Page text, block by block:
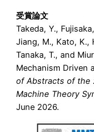
受賞論文
Takeda, Y.,
Jiang, M., Kato, K.,
Tanaka, T., and
Mechanism Driven
of Abstracts of the
Machine Theory
June 2026.